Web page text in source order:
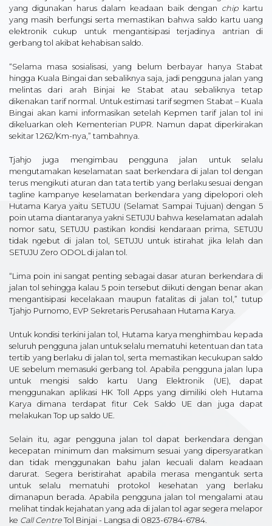
yang digunakan harus dalam keadaan baik dengan chip kartu
yang masih berfungsi serta memastikan bahwa saldo kartu uang
elektronik cukup untuk mengantisipasi terjadinya antrian di
gerbang tol akibat kehabisan saldo.
“Selama masa sosialisasi, yang belum berbayar hanya Stabat
hingga Kuala Bingai dan sebaliknya saja, jadi pengguna jalan yang
melintas dari arah Binjai ke Stabat atau sebaliknya tetap
dikenakan tarif normal. Untuk estimasi tarif segmen Stabat – Kuala
Bingai akan kami informasikan setelah Kepmen tarif jalan tol ini
dikeluarkan oleh Kementerian PUPR. Namun dapat diperkirakan
sekitar 1.262/Km-nya,” tambahnya.
Tjahjo juga mengimbau pengguna jalan untuk selalu
mengutamakan keselamatan saat berkendara di jalan tol dengan
terus mengikuti aturan dan tata tertib yang berlaku sesuai dengan
tagline kampanye keselamatan berkendara yang dipelopori oleh
Hutama Karya yaitu SETUJU (Selamat Sampai Tujuan) dengan 5
poin utama diantaranya yakni SETUJU bahwa keselamatan adalah
nomor satu, SETUJU pastikan kondisi kendaraan prima, SETUJU
tidak ngebut di jalan tol, SETUJU untuk istirahat jika lelah dan
SETUJU Zero ODOL di jalan tol.
“Lima poin ini sangat penting sebagai dasar aturan berkendara di
jalan tol sehingga kalau 5 poin tersebut diikuti dengan benar akan
mengantisipasi kecelakaan maupun fatalitas di jalan tol,” tutup
Tjahjo Purnomo, EVP Sekretaris Perusahaan Hutama Karya.
Untuk kondisi terkini jalan tol, Hutama karya menghimbau kepada
seluruh pengguna jalan untuk selalu mematuhi ketentuan dan tata
tertib yang berlaku di jalan tol, serta memastikan kecukupan saldo
UE sebelum memasuki gerbang tol. Apabila pengguna jalan lupa
untuk mengisi saldo kartu Uang Elektronik (UE), dapat
menggunakan aplikasi HK Toll Apps yang dimiliki oleh Hutama
Karya dimana terdapat fitur Cek Saldo UE dan juga dapat
melakukan Top up saldo UE.
Selain itu, agar pengguna jalan tol dapat berkendara dengan
kecepatan minimum dan maksimum sesuai yang dipersyaratkan
dan tidak menggunakan bahu jalan kecuali dalam keadaan
darurat. Segera beristirahat apabila merasa mengantuk serta
untuk selalu mematuhi protokol kesehatan yang berlaku
dimanapun berada. Apabila pengguna jalan tol mengalami atau
melihat tindak kejahatan yang ada di jalan tol agar segera melapor
ke Call Centre Tol Binjai - Langsa di 0823-6784-6784.